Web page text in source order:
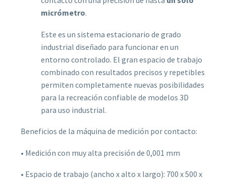
micrómetro.
Este es un sistema estacionario de grado
industrial diseñado para funcionar en un
entorno controlado. El gran espacio de trabajo
combinado con resultados precisos y repetibles
permiten completamente nuevas posibilidades
para la recreación confiable de modelos 3D
para uso industrial.
Beneficios de la máquina de medición por contacto:
• Medición con muy alta precisión de 0,001 mm
• Espacio de trabajo (ancho x alto x largo): 700 x 500 x